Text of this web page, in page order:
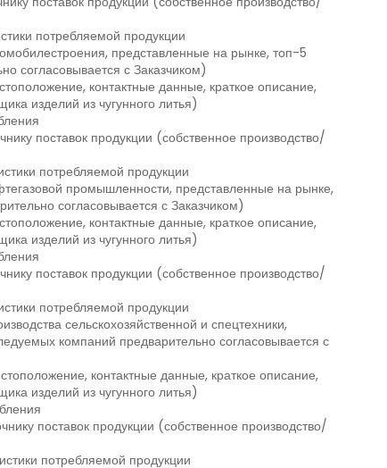
потребляемой продукции
представленные на рынке, топ-5
согласовывается с Заказчиком)
контактные данные, краткое описание,
изделий из чугунного литья)
поставок продукции (собственное производство/
потребляемой продукции
промышленности, представленные на рынке,
согласовывается с Заказчиком)
контактные данные, краткое описание,
изделий из чугунного литья)
поставок продукции (собственное производство/
потребляемой продукции
сельскохозяйственной и спецтехники,
компаний предварительно согласовывается с
контактные данные, краткое описание,
изделий из чугунного литья)
поставок продукции (собственное производство/
потребляемой продукции